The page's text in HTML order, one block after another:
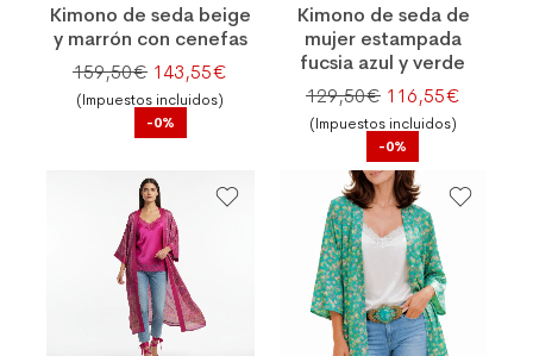
Kimono de seda beige
y marrón con cenefas
159,50€ El precio original era: 159,50€.
143,55€ El precio actual es: 143,55€.
(Impuestos incluidos)
-0%
Kimono de seda de
mujer estampada
fucsia azul y verde
129,50€ El precio
116,55€El
(Impuestos incluidos)
-0%